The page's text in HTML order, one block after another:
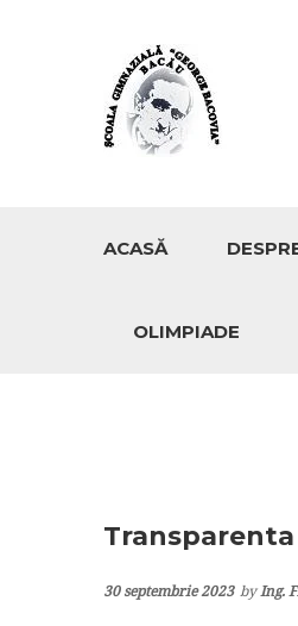
ACASĂ
OLIMPIADE
Transparenta
30 septembrie 2023 byIng.